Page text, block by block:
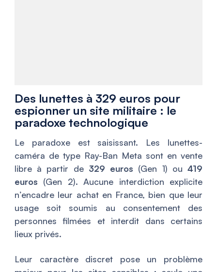
Des lunettes à 329 euros pour
espionner un site militaire : le
paradoxe technologique
Le paradoxe est saisissant. Les lunettes-
caméra de type Ray-Ban Meta sont en vente
libre à partir de 329 euros (Gen 1) ou419
euros (Gen 2). Aucune interdiction explicite
n’encadre leur achat en France, bien que leur
usage soit soumis au consentement des
personnes filmées et interdit dans certains
lieux privés.
Leur caractère discret pose un problème